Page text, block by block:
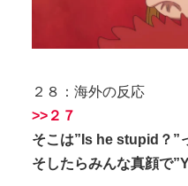
２８：海外の反応
>>２７
そこは”Is he stupid？”
そしたらみんな真顔で